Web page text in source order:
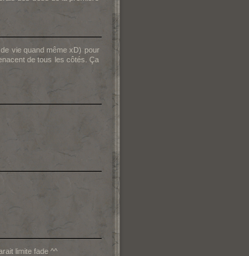
vie quand même xD) pour
de tous les côtés. Ça
limite fade ^^